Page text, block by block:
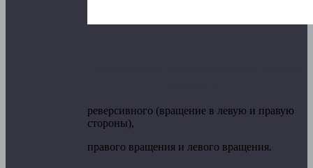
реверсивного (вращение в левую и правую
стороны),
правого вращения и левого вращения.